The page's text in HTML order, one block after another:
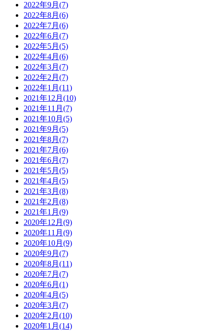
2022年9月(7)
2022年8月(6)
2022年7月(6)
2022年6月(7)
2022年5月(5)
2022年4月(6)
2022年3月(7)
2022年2月(7)
2022年1月(11)
2021年12月(10)
2021年11月(7)
2021年10月(5)
2021年9月(5)
2021年8月(7)
2021年7月(6)
2021年6月(7)
2021年5月(5)
2021年4月(5)
2021年3月(8)
2021年2月(8)
2021年1月(9)
2020年12月(9)
2020年11月(9)
2020年10月(9)
2020年9月(7)
2020年8月(11)
2020年7月(7)
2020年6月(1)
2020年4月(5)
2020年3月(7)
2020年2月(10)
2020年1月(14)